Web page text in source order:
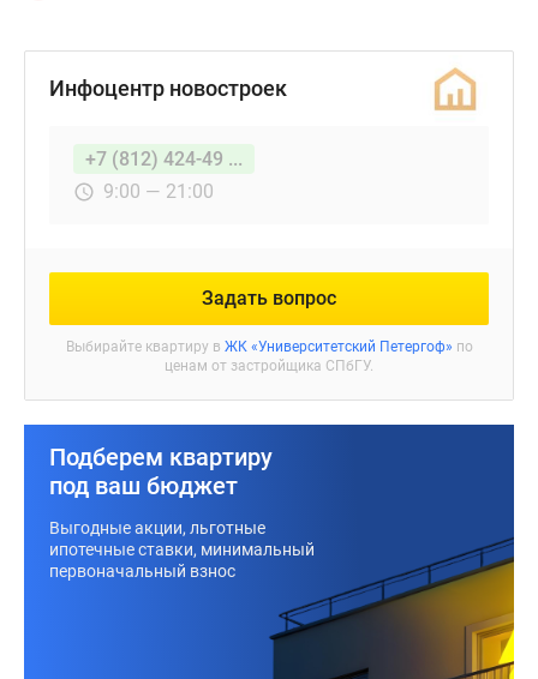
Инфоцентр новостроек
+7 (812) 424-49 ...
9:00 — 21:00
Задать вопрос
Выбирайте квартиру в ЖК «Университетский Петергоф» по
ценам от застройщика СПбГУ.
Подберем квартиру
под ваш бюджет
Выгодные акции, льготные
ипотечные ставки, минимальный
первоначальный взнос